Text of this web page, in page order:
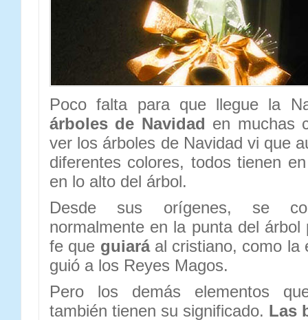
Poco falta para que llegue la
árboles de Navidad en muchas
ver los árboles de Navidad vi que
diferentes colores, todos tienen
en lo alto del árbol.
Desde sus orígenes, se
normalmente en la punta del árbol
fe que guiaráal cristiano, como la
guió a los Reyes Magos.
Pero los demás elementos
también tienen su significado. Las